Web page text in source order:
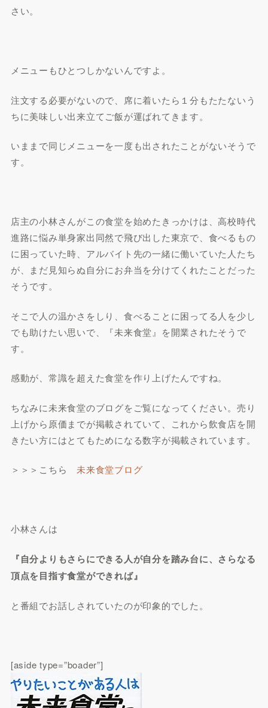
さい。
メニューもひとつしかないんですよ。
注文する必要がないので、席に着いたら１分もたたないう
ちに美味しい出来立てご飯が運ばれてきます。
いままで同じメニューを一度も出されたことがないそうで
す。
店主の小林さんがこの食堂を始めたきっかけは、高校時代
進路に悩み単身家出同然で飛び出した東京で、食べるもの
に困っていた時、アルバイト先の一緒に働いていた人たち
が、まだ見知らぬ自分にお弁当を分けてくれたことだった
そうです。
そこで人の温かさをしり、食べることに困ってる人を少し
でも助けたい思いで、『未来食堂』を開業されたそうで
す。
感動が、常識を超えた食堂を作り上げたんですね。
ちなみに未来食堂のブログをご覧になってください。売り
上げから原価までが掲載されていて、これから飲食店を開
きたい方にはとてもためになる数字が掲載されています。
＞＞＞こちら未来食堂ブログ
小林さんは
『自分よりもさらにできる人が自分を踏み台に、さらなる
頂点を目指す食堂ができれば』
と番組でお話しされていたのが印象的でした。
[aside type=”boader”]